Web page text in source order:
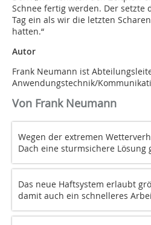
Schnee fertig werden. Der setzte
Tag ein als wir die letzten
hatten.“
Autor
Frank Neumann ist
Anwendungstechnik/
Von Frank Neumann
Wegen der extremen
Dach eine sturmsichere Lösung
Das neue Haftsystem erlaubt
damit auch ein schnelleres